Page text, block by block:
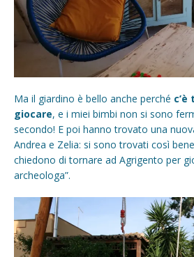
Ma il giardino è bello anche perché
giocare, e i miei bimbi non si sono
secondo! E poi hanno trovato una
Andrea e Zelia: si sono trovati così
chiedono di tornare ad Agrigento per
archeologa”.